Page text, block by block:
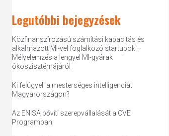
Legutóbbi bejegyzések
Közfinanszírozású számítási kapacitás és
alkalmazott MI-vel foglalkozó startupok –
Mélyelemzés a lengyel MI-gyárak
ökoszisztémájáról
Ki felügyeli a mesterséges intelligenciát
Magyarországon?
Az ENISA bővíti szerepvállalását a CVE
Programban